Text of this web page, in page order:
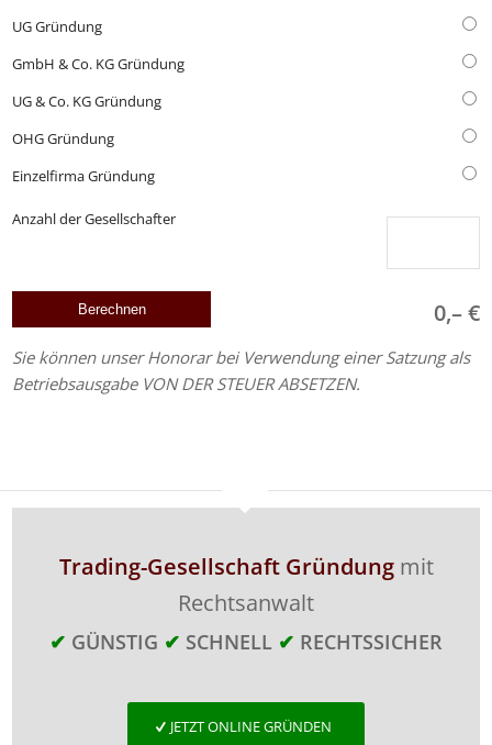
UG Gründung
GmbH & Co. KG Gründung
UG & Co. KG Gründung
OHG Gründung
Einzelfirma Gründung
Anzahl der Gesellschafter
0,– €
Sie können unser Honorar bei Verwendung einer Satzung als
Betriebsausgabe VON DER STEUER ABSETZEN.
Trading-Gesellschaft Gründungmit
Rechtsanwalt
✔ GÜNSTIG ✔ SCHNELL ✔ RECHTSSICHER
JETZT ONLINE GRÜNDEN